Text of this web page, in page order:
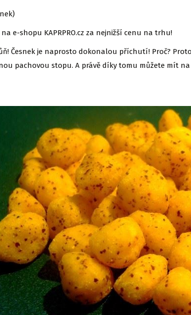
e-shopu KAPRPRO.cz za nejnižší cenu na trhu!
Česnek je naprosto dokonalou příchutí! Proč?
pachovou stopu. A právě díky tomu můžete mít